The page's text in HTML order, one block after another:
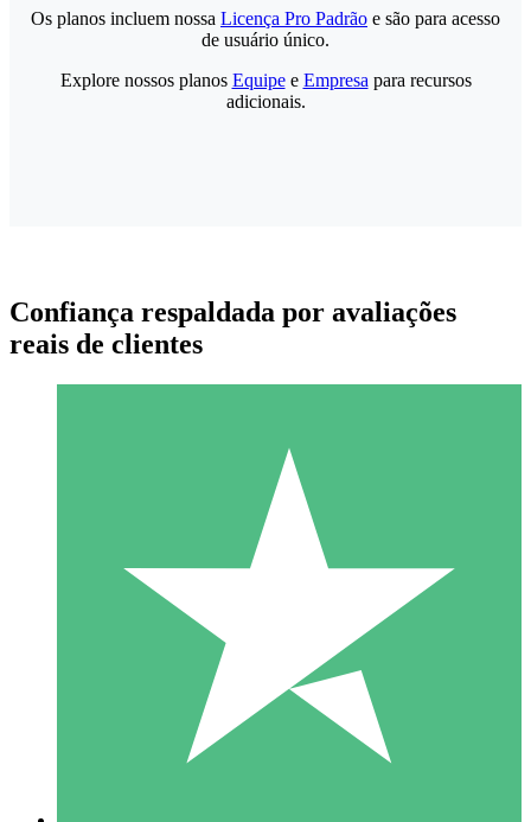
Pacotes de Créditos Individuais
Pague conforme o uso com créditos de download. Sem
1000
Os planos incluem nossa Licença Pro Padrão e são para acesso
de usuário único.
Explore nossos planos Equipee Empresa para recursos
adicionais.
Confiança respaldada por avaliações
reais de clientes